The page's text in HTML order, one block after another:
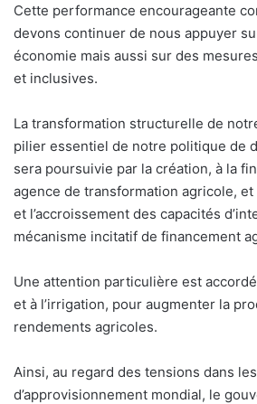
Cette performance encourageante
devons continuer de nous appuyer
économie mais aussi sur des
et inclusives.
La transformation structurelle de
pilier essentiel de notre politique de
sera poursuivie par la création, à la fin
agence de transformation agricole,
et l’accroissement des capacités
mécanisme incitatif de financement
Une attention particulière est
et à l’irrigation, pour augmenter la
rendements agricoles.
Ainsi, au regard des tensions dans
d’approvisionnement mondial, le